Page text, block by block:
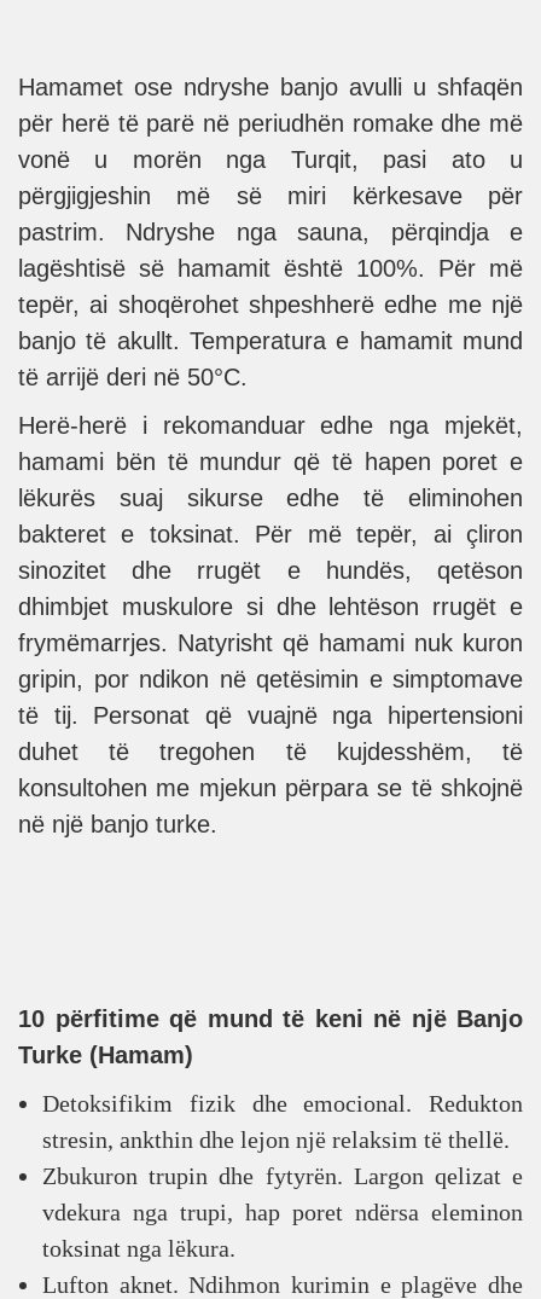
Hamamet ose ndryshe banjo avulli u shfaqën
për herë të parë në periudhën romake dhe më
vonë u morën nga Turqit, pasi ato u
përgjigjeshin më së miri kërkesave për
pastrim. Ndryshe nga sauna, përqindja e
lagështisë së hamamit është 100%. Për më
tepër, ai shoqërohet shpeshherë edhe me një
banjo të akullt. Temperatura e hamamit mund
të arrijë deri në 50°C.
Herë-herë i rekomanduar edhe nga mjekët,
hamami bën të mundur që të hapen poret e
lëkurës suaj sikurse edhe të eliminohen
bakteret e toksinat. Për më tepër, ai çliron
sinozitet dhe rrugët e hundës, qetëson
dhimbjet muskulore si dhe lehtëson rrugët e
frymëmarrjes. Natyrisht që hamami nuk kuron
gripin, por ndikon në qetësimin e simptomave
të tij. Personat që vuajnë nga hipertensioni
duhet të tregohen të kujdesshëm, të
konsultohen me mjekun përpara se të shkojnë
në një banjo turke.
10 përfitime që mund të keni në një Banjo
Turke (Hamam)
Detoksifikim fizik dhe emocional. Redukton
stresin, ankthin dhe lejon një relaksim të thellë.
Zbukuron trupin dhe fytyrën. Largon qelizat e
vdekura nga trupi, hap poret ndërsa eleminon
toksinat nga lëkura.
Lufton aknet. Ndihmon kurimin e plagëve dhe